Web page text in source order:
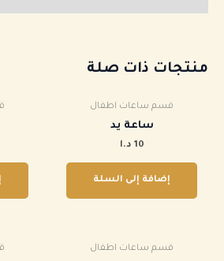
منتجات ذات صلة
قسم ساعات اطفال
ساعة يد
10 د.ا
إضافة إلى السلة
قسم ساعات اطفال